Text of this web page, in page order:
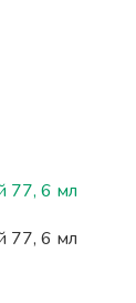
77, 6 мл